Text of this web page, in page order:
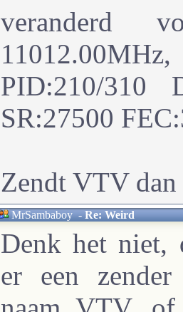
veranderd
PID:210/310
SR:27500
Zendt VTV
MrSambaboy-Re: Weird
Denk het niet,
er een